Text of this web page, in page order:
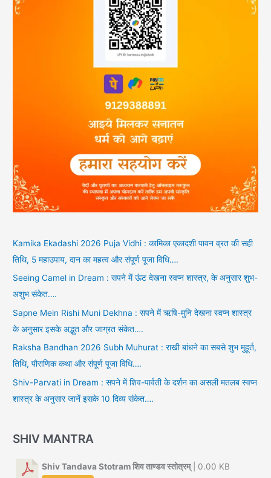
Kamika Ekadashi 2026 Puja Vidhi : कामिका एकादशी पावन व्रत की सही
तिथि, 5 महाउपाय, दान का महत्व और संपूर्ण पूजा विधि….
Seeing Camel in Dream : सपने में ऊंट देखना स्वप्न शास्त्र, के अनुसार शुभ-
अशुभ संकेत….
Sapne Mein Rishi Muni Dekhna : सपने में ऋषि-मुनि देखना स्वप्न शास्त्र
के अनुसार इसके अद्भुत और जाग्रत संकेत….
Raksha Bandhan 2026 Subh Muhurat : राखी बांधने का सबसे शुभ मुहूर्त,
तिथि, पौराणिक कथा और संपूर्ण पूजा विधि….
Shiv-Parvati in Dream : सपने में शिव-पार्वती के दर्शन का असली मतलब स्वप्न
शास्त्र के अनुसार जानें इसके 10 दिव्य संकेत….
SHIV MANTRA
Shiv Tandava Stotram शिव ताण्डव स्तोत्रम्| 0.00 KB